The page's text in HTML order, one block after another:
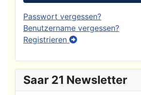
Passwort vergessen?
Benutzername vergessen?
Registrieren
Saar 21 Newsletter